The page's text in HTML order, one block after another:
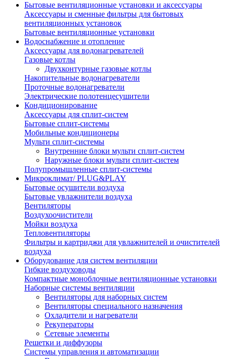
Бытовые вентиляционные установки и аксессуары
Аксессуары и сменные фильтры для бытовых
вентиляционных установок
Бытовые вентиляционные установки
Водоснабжение и отопление
Аксессуары для водонагревателей
Газовые котлы
Двухконтурные газовые котлы
Накопительные водонагреватели
Проточные водонагреватели
Электрические полотенцесушители
Кондиционирование
Аксессуары для сплит-систем
Бытовые сплит-системы
Мобильные кондиционеры
Мульти сплит-системы
Внутренние блоки мульти сплит-систем
Наружные блоки мульти сплит-систем
Полупромышленные сплит-системы
Микроклимат/ PLUG&PLAY
Бытовые осушители воздуха
Бытовые увлажнители воздуха
Вентиляторы
Воздухоочистители
Мойки воздуха
Тепловентиляторы
Фильтры и картриджи для увлажнителей и очистителей
воздуха
Оборудование для систем вентиляции
Гибкие воздуховоды
Компактные моноблочные вентиляционные установки
Наборные системы вентиляции
Вентиляторы для наборных систем
Вентиляторы специального назначения
Охладители и нагреватели
Рекуператоры
Сетевые элементы
Решетки и диффузоры
Системы управления и автоматизации